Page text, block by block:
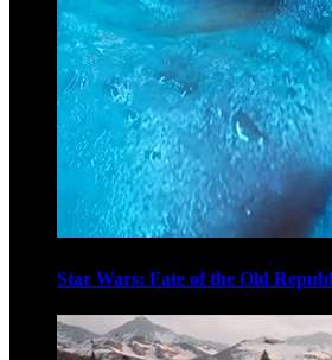
Star Wars: Fate of the Old